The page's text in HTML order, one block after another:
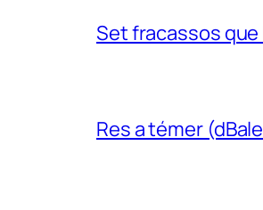
Set fracassos
Res a témer